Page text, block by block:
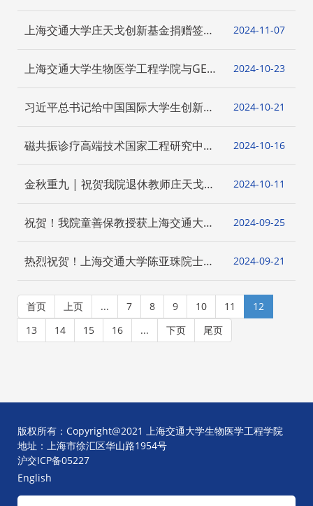
院进行调研交流
上海交通大学庄天戈创新基金捐赠签约
仪式暨《上下求索，玉汝其成——我的
交大情与医工缘》首发仪式成功举办
07
2024-11
上海交通大学生物医学工程学院与GE医
疗集团开展合作交流互访活动
23
2024-10
习近平总书记给中国国际大学生创新大
赛参赛学生代表的回信引发生物医学工
程学院师生热议
21
2024-10
磁共振诊疗高端技术国家工程研究中心
监管科学与安全评价分中心挂牌暨签约
仪式圆满举行
16
2024-10
金秋重九 | 祝贺我院退休教师庄天戈教
授荣获“老有所为”先进个人称号
11
2024-10
祝贺！我院童善保教授获上海交通大学
2024年教书育人奖
25
2024-09
热烈祝贺！上海交通大学陈亚珠院士当
选中国生物医学工程学会首届荣誉会士
21
2024-09
首页 上页 ... 7 8 9 10 11
12
13
14 15 16 ... 下页 尾页
版权所有：Copyright@2021 上海交通大学生物医学工程学院
地址：上海市徐汇区华山路1954号
沪交ICP备05227
English